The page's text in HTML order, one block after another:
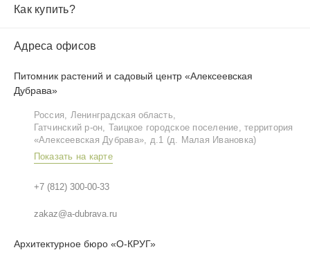
Как купить?
Адреса офисов
Питомник растений и садовый центр «Алексеевская
Дубрава»
Россия, Ленинградская область,
Гатчинский р‑он, Таицкое городское поселение, территория
«Алексеевская Дубрава», д.1 (д. Малая Ивановка)
Показать на карте
+7 (812) 300-00-33
zakaz@a-dubrava.ru
Архитектурное бюро «О-КРУГ»